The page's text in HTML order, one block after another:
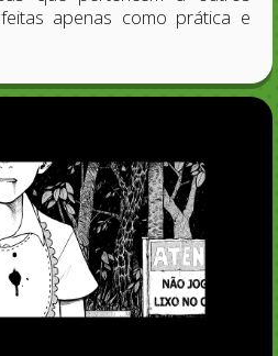
apenas como prática e